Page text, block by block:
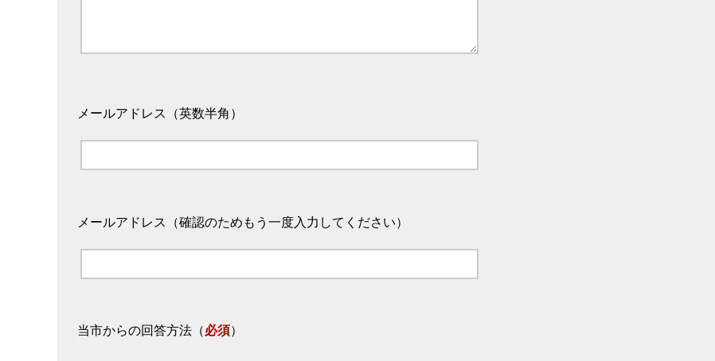
メールアドレス（英数半角）
メールアドレス（確認のためもう一度入力してください）
当市からの回答方法 （必須）